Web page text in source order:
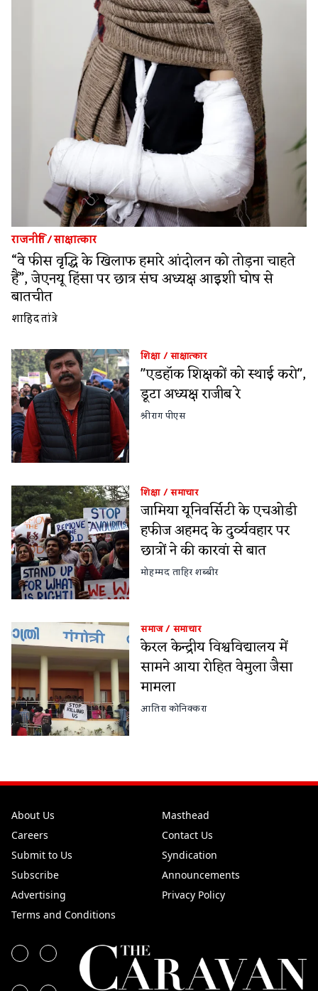
राजनीति/साक्षात्कार
“वे फीस वृद्धि के खिलाफ हमारे आंदोलन को तोड़ना चाहते
हैं”, जेएनयू हिंसा पर छात्र संघ अध्यक्ष आइशी घोष से
बातचीत
शाहिद तांत्रे
शिक्षा/साक्षात्कार
"एडहॉक शिक्षकों को स्थाई करो",
डूटा अध्यक्ष राजीब रे
श्रीराग पीएस
शिक्षा/समाचार
जामिया यूनिवर्सिटी के एचओडी
हफीज अहमद के दुर्व्यवहार पर
छात्रों ने की कारवां से बात
मोहम्मद ताहिर शब्बीर
समाज/समाचार
केरल केन्द्रीय विश्वविद्यालय में
सामने आया रोहित वेमुला जैसा
मामला
आतिरा कोनिक्करा
About Us
Masthead
Careers
Contact Us
Submit to Us
Syndication
Subscribe
Announcements
Advertising
Privacy Policy
Terms and Conditions